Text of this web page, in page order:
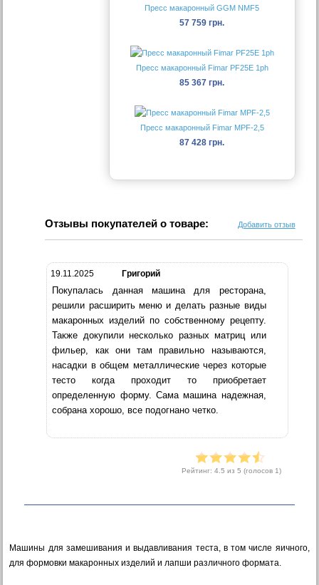
Пресс макаронный GGM NMF5
57 759 грн.
Пресс макаронный Fimar PF25E 1ph
85 367 грн.
Пресс макаронный Fimar MPF-2,5
87 428 грн.
Отзывы покупателей о товаре: Добавить отзыв
19.11.2025 Григорий
Покупалась данная машина для ресторана,
решили расширить меню и делать разные виды
макаронных изделий по собственному рецепту.
Также докупили несколько разных матриц или
фильер, как они там правильно называются,
насадки в общем металлические через которые
тесто когда проходит то приобретает
определенную форму. Сама машина надежная,
собрана хорошо, все подогнано четко.
Рейтинг: 4.5 из 5 (голосов 1)
Машины для замешивания и выдавливания теста, в том числе яичного,
для формовки макаронных изделий и лапши различного формата.